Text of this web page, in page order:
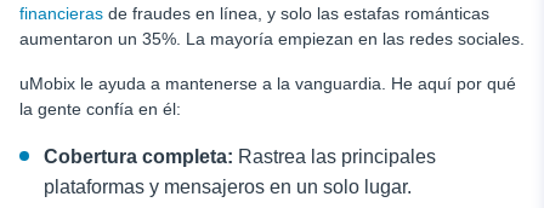
financieras de fraudes en línea, y solo las estafas románticas
aumentaron un 35%. La mayoría empiezan en las redes sociales.
uMobix le ayuda a mantenerse a la vanguardia. He aquí por qué
la gente confía en él:
Cobertura completa: Rastrea las principales
plataformas y mensajeros en un solo lugar.